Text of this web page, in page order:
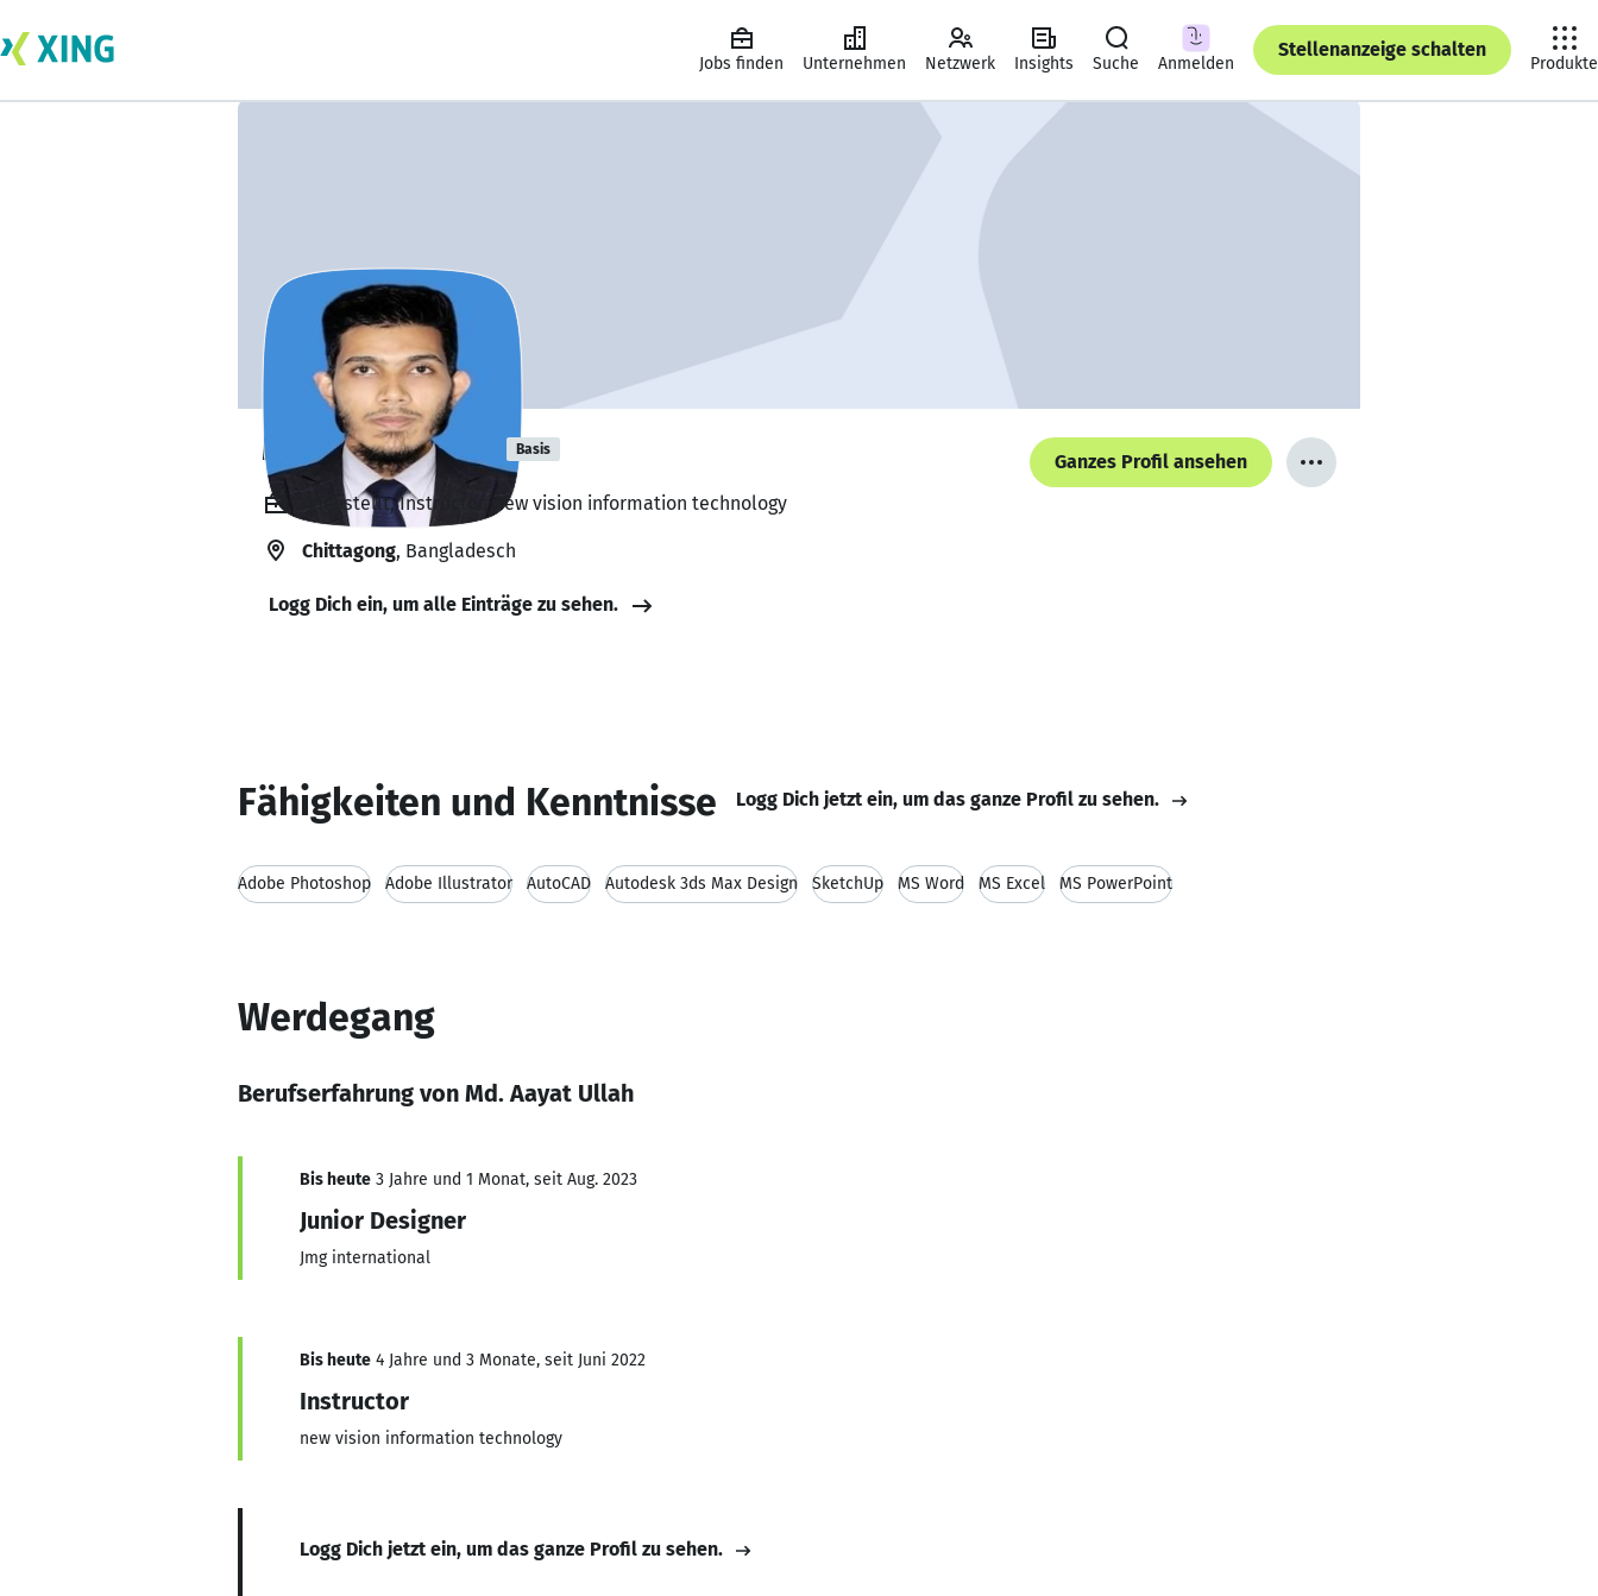
Jobs finden Unternehmen Netzwerk Insights Suche Anmelden
Stellenanzeige schalten
Produkte
Md. Aayat Ullah Basis
Ganzes Profil ansehen
Angestellt, Instructor, new vision information technology
Chittagong, Bangladesch
Logg Dich ein, um alle Einträge zu sehen.
Fähigkeiten und Kenntnisse Logg Dich jetzt ein, um das ganze Profil zu sehen.
Adobe Photoshop Adobe Illustrator AutoCAD Autodesk 3ds Max Design SketchUp MS Word MS Excel MS PowerPoint
Werdegang
Berufserfahrung von Md. Aayat Ullah
Bis heute 3 Jahre und 1 Monat, seit Aug. 2023
Junior Designer
Jmg international
Bis heute 4 Jahre und 3 Monate, seit Juni 2022
Instructor
new vision information technology
Logg Dich jetzt ein, um das ganze Profil zu sehen.